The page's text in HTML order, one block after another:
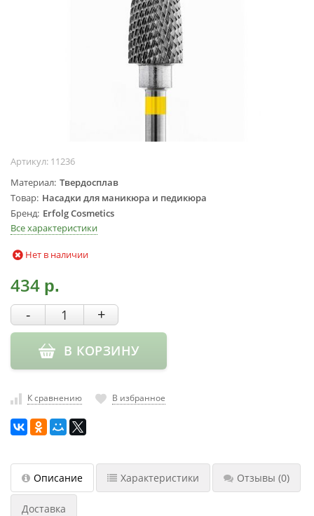
педикюра
Инструменты
Лампа-лупа
Лампы
Пылесосы
Стерилизаторы
Фрезы и
насадки
Хранение
инструмента
РАСПРОДАЖА
Артикул: 11236
Материал Твердосплав
Товар Насадки для маникюра и педикюра
Бренд Erfolg Cosmetics
Все характеристики
Нет в наличии
434 р.
- +
В КОРЗИНУ
К сравнению В избранное
Описание Характеристики Отзывы (0)
Доставка